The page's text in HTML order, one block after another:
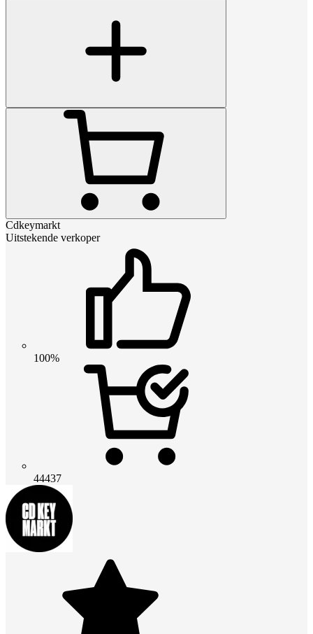
Cdkeymarkt
Uitstekende verkoper
100%
44437